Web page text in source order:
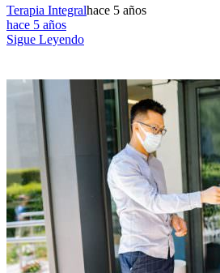
Terapia Integralhace 5 años
hace 5 años
Sigue Leyendo